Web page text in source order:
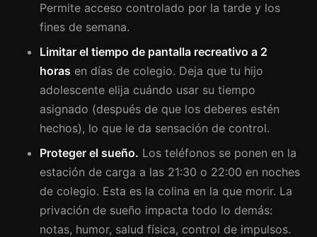
Permite acceso controlado por la tarde y los
fines de semana.
Limitar el tiempo de pantalla recreativo a 2
horas en días de colegio. Deja que tu hijo
adolescente elija cuándo usar su tiempo
asignado (después de que los deberes estén
hechos), lo que le da sensación de control.
Proteger el sueño. Los teléfonos se ponen en la
estación de carga a las 21:30 o 22:00 en noches
de colegio. Esta es la colina en la que morir. La
privación de sueño impacta todo lo demás:
notas, humor, salud física, control de impulsos.